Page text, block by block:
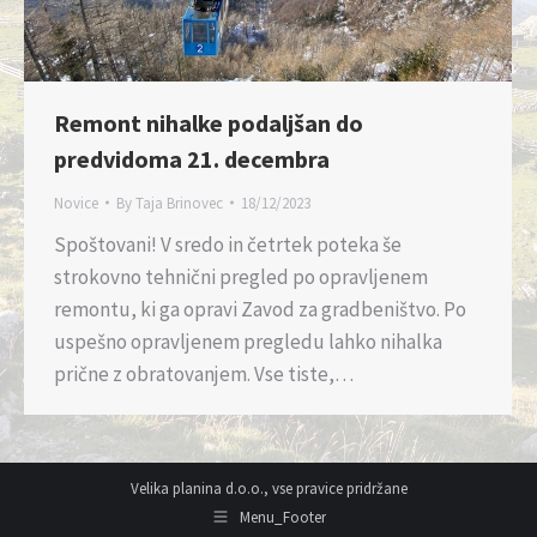
Remont nihalke podaljšan do
predvidoma 21. decembra
Novice ByTaja Brinovec 18/12/2023
Spoštovani! V sredo in četrtek poteka še
strokovno tehnični pregled po opravljenem
remontu, ki ga opravi Zavod za gradbeništvo. Po
uspešno opravljenem pregledu lahko nihalka
prične z obratovanjem. Vse tiste,…
Velika planina d.o.o., vse pravice pridržane
Menu_Footer